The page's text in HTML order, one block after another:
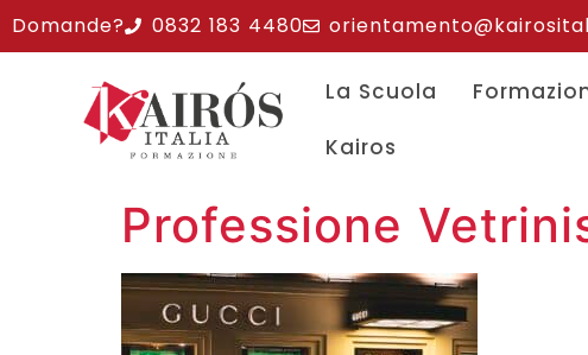
Domande? 0832 183 4480
La Scuola
Kairos
Professione